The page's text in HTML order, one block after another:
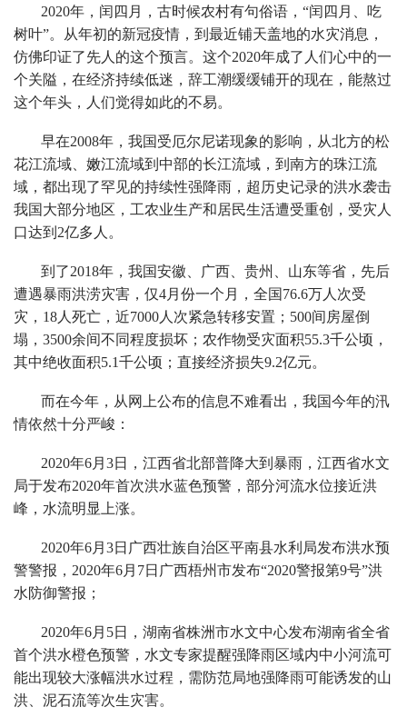
2020年，闰四月，古时候农村有句俗语，“闰四月、吃
树叶”。从年初的新冠疫情，到最近铺天盖地的水灾消息，
仿佛印证了先人的这个预言。这个2020年成了人们心中的一
个关隘，在经济持续低迷，辞工潮缓缓铺开的现在，能熬过
这个年头，人们觉得如此的不易。
早在2008年，我国受厄尔尼诺现象的影响，从北方的松
花江流域、嫩江流域到中部的长江流域，到南方的珠江流
域，都出现了罕见的持续性强降雨，超历史记录的洪水袭击
我国大部分地区，工农业生产和居民生活遭受重创，受灾人
口达到2亿多人。
到了2018年，我国安徽、广西、贵州、山东等省，先后
遭遇暴雨洪涝灾害，仅4月份一个月，全国76.6万人次受
灾，18人死亡，近7000人次紧急转移安置；500间房屋倒
塌，3500余间不同程度损坏；农作物受灾面积55.3千公顷，
其中绝收面积5.1千公顷；直接经济损失9.2亿元。
而在今年，从网上公布的信息不难看出，我国今年的汛
情依然十分严峻：
2020年6月3日，江西省北部普降大到暴雨，江西省水文
局于发布2020年首次洪水蓝色预警，部分河流水位接近洪
峰，水流明显上涨。
2020年6月3日广西壮族自治区平南县水利局发布洪水预
警警报，2020年6月7日广西梧州市发布“2020警报第9号”洪
水防御警报；
2020年6月5日，湖南省株洲市水文中心发布湖南省全省
首个洪水橙色预警，水文专家提醒强降雨区域内中小河流可
能出现较大涨幅洪水过程，需防范局地强降雨可能诱发的山
洪、泥石流等次生灾害。